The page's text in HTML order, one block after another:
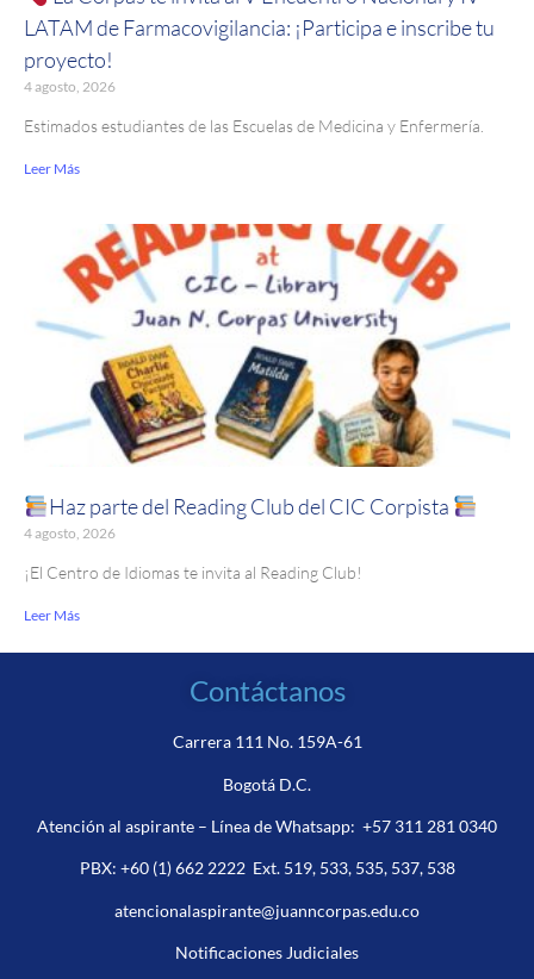
LATAM de Farmacovigilancia: ¡Participa e inscribe tu
proyecto!
4 agosto, 2026
Estimados estudiantes de las Escuelas de Medicina y Enfermería.
Leer Más
Haz parte del Reading Club del CIC Corpista
4 agosto, 2026
¡El Centro de Idiomas te invita al Reading Club!
Leer Más
Contáctanos
Carrera 111 No. 159A-61
Bogotá D.C.
Atención al aspirante – Línea de Whatsapp: +57 311 281 0340
PBX: +60 (1) 662 2222Ext. 519, 533, 535, 537, 538
atencionalaspirante@juanncorpas.edu.co
Notificaciones Judiciales